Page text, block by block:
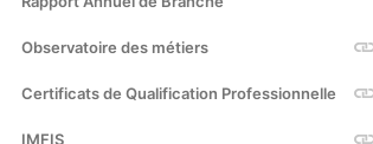
Observatoire des métiers
Certificats de Qualification Professionnelle
IMFIS